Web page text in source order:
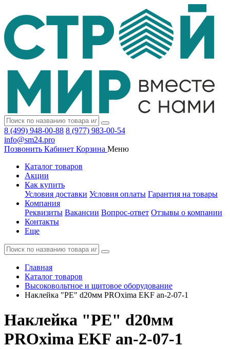
8 (499) 948-00-88 8 (977) 983-00-54
info@sm24.pro
Позвонить Кабинет Корзина Меню
Каталог товаров
Акции
Как купить
Условия доставки Условия оплаты Гарантия на товары
Компания
Реквизиты Вакансии Вопрос-ответ Отзывы о компании
Контакты
Еще
Главная
Каталог товаров
Высоковольтное и щитовое оборудование
Наклейка "PE" d20мм PROxima EKF an-2-07-1
Наклейка "PE" d20мм
PROxima EKF an-2-07-1